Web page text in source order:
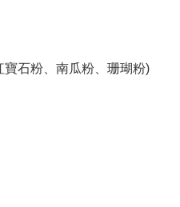
石粉、南瓜粉、珊瑚粉)